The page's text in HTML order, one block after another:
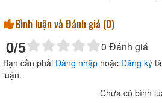
Bình luận và Đánh giá (0)
0/5 0 Đánh giá
Bạn cần phải Đăng nhập hoặc Đăng ký
luận.
Chưa có bình